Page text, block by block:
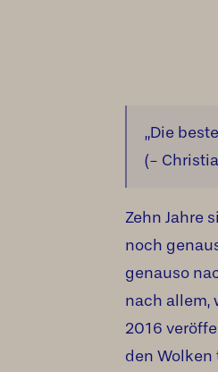
„Die
(-
Zehn Jahre
noch
genauso
nach allem,
2016
den